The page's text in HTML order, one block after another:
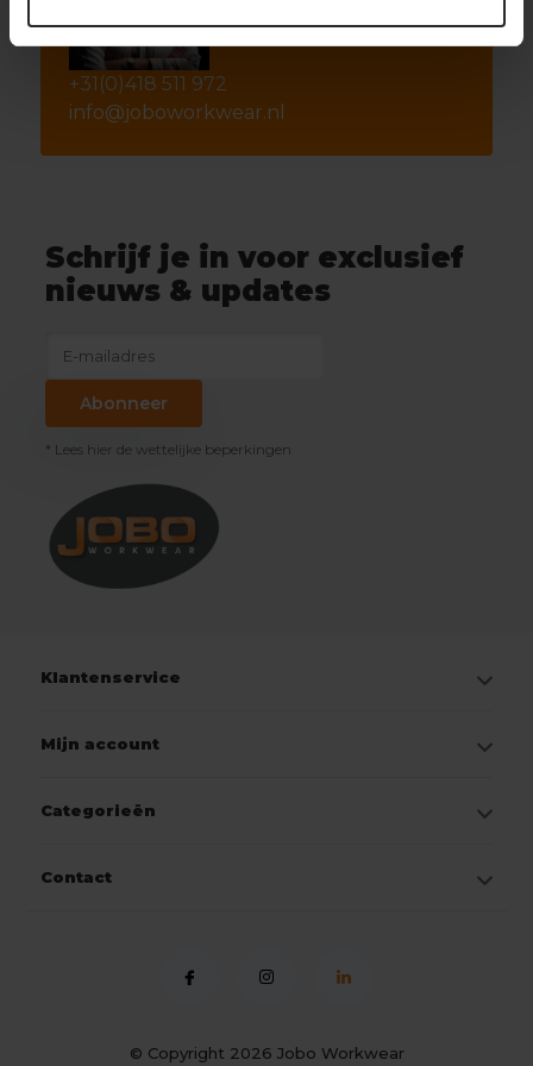
+31(0)418 511 972
info@joboworkwear.nl
Schrijf je in voor exclusief
nieuws & updates
Abonneer
* Lees hier de wettelijke beperkingen
Klantenservice
Mijn account
Categorieën
Contact
© Copyright 2026 Jobo Workwear